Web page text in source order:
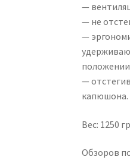
—
— не
—
положении
—
капюшона.
Вес: 1250
Обзоров